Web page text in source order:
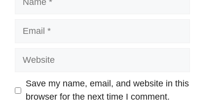
Website
Save my name, email, and website in this
browser for the next time I comment.